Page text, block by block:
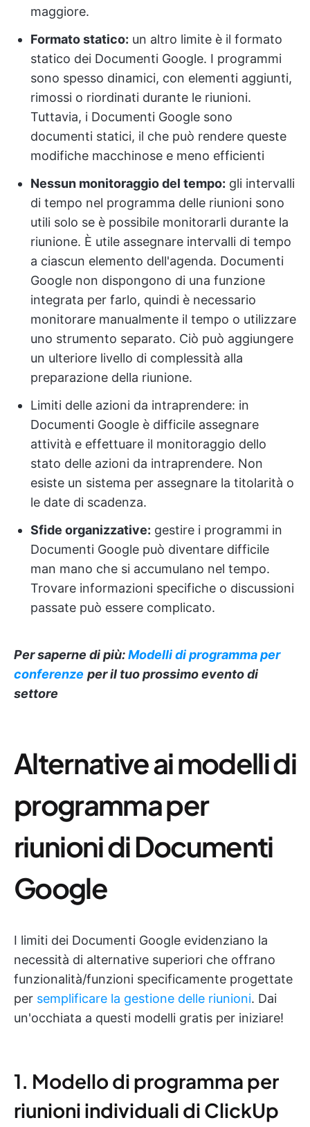
maggiore.
Formato statico: un altro limite è il formato
statico dei Documenti Google. I programmi
sono spesso dinamici, con elementi aggiunti,
rimossi o riordinati durante le riunioni.
Tuttavia, i Documenti Google sono
documenti statici, il che può rendere queste
modifiche macchinose e meno efficienti
Nessun monitoraggio del tempo: gli intervalli
di tempo nel programma delle riunioni sono
utili solo se è possibile monitorarli durante la
riunione. È utile assegnare intervalli di tempo
a ciascun elemento dell'agenda. Documenti
Google non dispongono di una funzione
integrata per farlo, quindi è necessario
monitorare manualmente il tempo o utilizzare
uno strumento separato. Ciò può aggiungere
un ulteriore livello di complessità alla
preparazione della riunione.
Limiti delle azioni da intraprendere: in
Documenti Google è difficile assegnare
attività e effettuare il monitoraggio dello
stato delle azioni da intraprendere. Non
esiste un sistema per assegnare la titolarità o
le date di scadenza.
Sfide organizzative: gestire i programmi in
Documenti Google può diventare difficile
man mano che si accumulano nel tempo.
Trovare informazioni specifiche o discussioni
passate può essere complicato.
Per saperne di più:Modelli di programma per
conferenze per il tuo prossimo evento di
settore
Alternative ai modelli di
programma per
riunioni di Documenti
Google
I limiti dei Documenti Google evidenziano la
necessità di alternative superiori che offrano
funzionalità/funzioni specificamente progettate
per semplificare la gestione delle riunioni. Dai
un'occhiata a questi modelli gratis per iniziare!
1. Modello di programma per
riunioni individuali di ClickUp